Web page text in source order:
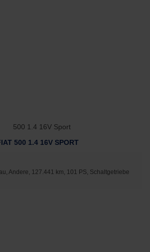
500 1.4 16V SPORT
Andere, 127.441 km, 101 PS, Schaltgetriebe